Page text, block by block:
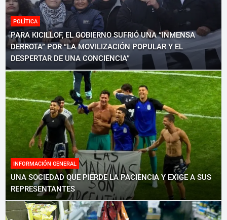
POLÍTICA
PARA KICILLOF, EL GOBIERNO SUFRIÓ UNA “INMENSA
DERROTA” POR “LA MOVILIZACIÓN POPULAR Y EL
DESPERTAR DE UNA CONCIENCIA”
INFORMACIÓN GENERAL
UNA SOCIEDAD QUE PIERDE LA PACIENCIA Y EXIGE A SUS
REPRESENTANTES